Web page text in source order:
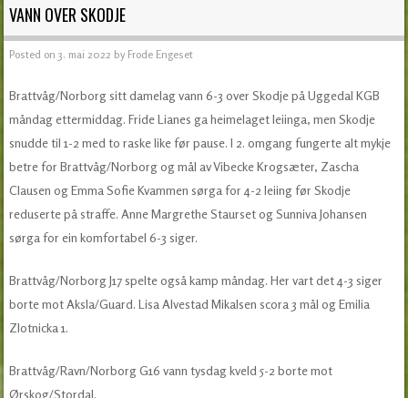
VANN OVER SKODJE
Posted on3. mai 2022 by Frode Engeset
Brattvåg/Norborg sitt damelag vann 6-3 over Skodje på Uggedal KGB
måndag ettermiddag. Fride Lianes ga heimelaget leiinga, men Skodje
snudde til 1-2 med to raske like før pause. I 2. omgang fungerte alt mykje
betre for Brattvåg/Norborg og mål av Vibecke Krogsæter, Zascha
Clausen og Emma Sofie Kvammen sørga for 4-2 leiing før Skodje
reduserte på straffe. Anne Margrethe Staurset og Sunniva Johansen
sørga for ein komfortabel 6-3 siger.
Brattvåg/Norborg J17 spelte også kamp måndag. Her vart det 4-3 siger
borte mot Aksla/Guard. Lisa Alvestad Mikalsen scora 3 mål og Emilia
Zlotnicka 1.
Brattvåg/Ravn/Norborg G16 vann tysdag kveld 5-2 borte mot
Ørskog/Stordal.